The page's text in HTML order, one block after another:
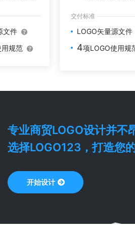
文件
规范
交付标准
LOGO矢量源文件
4项LOGO使用规
专业商贸LOGO设计并不
选择LOGO123，打造您
开始设计